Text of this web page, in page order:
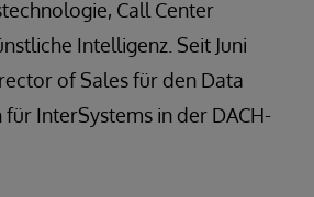
Call Center
Intelligenz. Seit Juni
of Sales für den Data
InterSystems in der DACH-